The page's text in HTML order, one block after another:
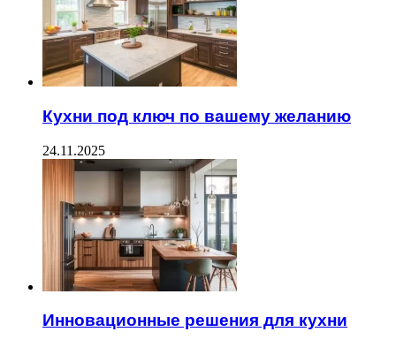
Кухни под ключ по вашему желанию
24.11.2025
Инновационные решения для кухни